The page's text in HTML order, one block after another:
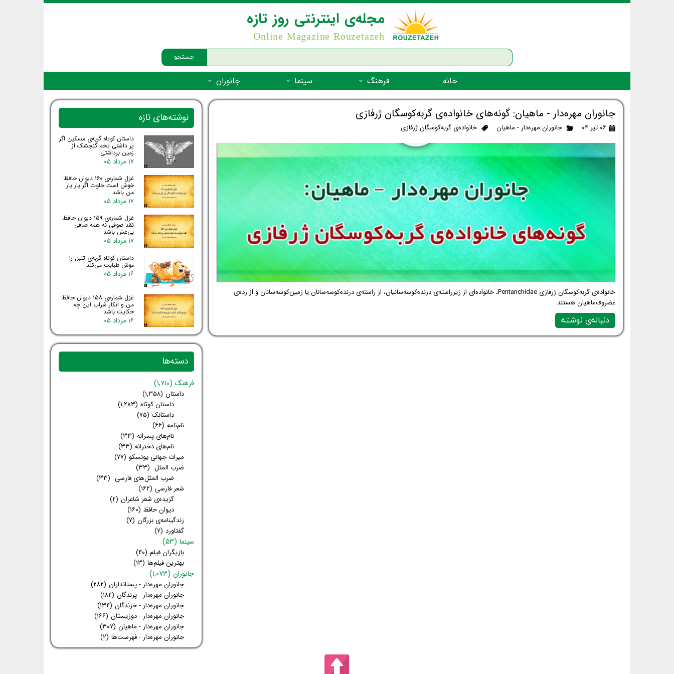
جستجو
مجله‌ی اینترنتی روز تازه
Online Magazine Rouzetazeh
خانه فرهنگ
میراث جهانی یونسکو
ضرب المثل
شعر فارسی
زندگینامه‌ی بزرگان
گفتاورد
سینما جانوران
جانوران مهره‌دار - پستانداران
جانوران مهره‌دار - پرندگان
جانوران مهره‌دار - خزندگان
جانوران مهره‌دار - دوزیستان
جانوران مهره‌دار - ماهیان
جانوران مهره‌دار - فهرست‌ها
جانوران مهره‌دار - ماهیان: گونه‌های خانواده‌ی گربه‌کوسگان ژرفازی
۰۶ تیر ۰۴ جانوران مهره‌دار - ماهیان خانواده‌ی گربه‌کوسگان ژرفازی
خانواده‌ی گربه‌کوسگان ژرفازی Pentanchidae، خانواده‌ای از زیرراسته‌ی درنده‌کوسه‌سانیان، از راسته‌ی درنده‌کوسه‌سانان یا زمین‌کوسه‌سانان و از رده‌ی
غضروف‌ماهیان هستند.
دنباله‌ی نوشته
داستان کوتاه گربه‌ی مسکین اگر
پر داشتی تخم گنجشک از
زمین برداشتی
۱۷ مرداد ۰۵
غزل شماره‌ی ۱۶۰ دیوان حافظ:
خوش است خلوت اگر یار یار
من باشد
۱۷ مرداد ۰۵
غزل شماره‌ی ۱۵۹ دیوان حافظ:
نقد صوفی نه همه صافی
بی‌غش باشد
۱۷ مرداد ۰۵
داستان کوتاه گربه‌ی تنبل را
موش طبابت می‌کند
۱۶ مرداد ۰۵
غزل شماره‌ی ۱۵۸ دیوان حافظ:
من و انکار شراب این چه
حکایت باشد
۱۶ مرداد ۰۵
نوشته‌های تازه
دسته‌ها
فرهنگ (۱,۷۱۰)
داستان (۱,۳۵۸)
داستان کوتاه (۱,۲۸۳)
داستانک (۷۵)
نام‌نامه (۶۶)
نام‌های پسرانه (۳۳)
نام‌های دخترانه (۳۳)
میراث جهانی یونسکو (۷۷)
ضرب المثل (۳۳)
ضرب المثل‌های فارسی (۳۳)
شعر فارسی (۱۶۲)
گزیده‌ی شعر شاعران (۲)
دیوان حافظ (۱۶۰)
زندگینامه‌ی بزرگان (۷)
گفتاورد (۷)
سینما (۵۳)
بازیگران فیلم (۴۰)
بهترین فیلم‌ها (۱۳)
جانوران (۱,۰۷۳)
جانوران مهره‌دار - پستانداران (۲۸۲)
جانوران مهره‌دار - پرندگان (۱۸۲)
جانوران مهره‌دار - خزندگان (۱۳۴)
جانوران مهره‌دار - دوزیستان (۱۶۶)
جانوران مهره‌دار - ماهیان (۳۰۷)
جانوران مهره‌دار - فهرست‌ها (۲)